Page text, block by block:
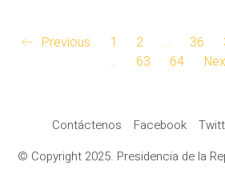
Previous 1 2 … 36
…
63 64
Contáctenos Facebook
© Copyright 2025. Presidencia de la